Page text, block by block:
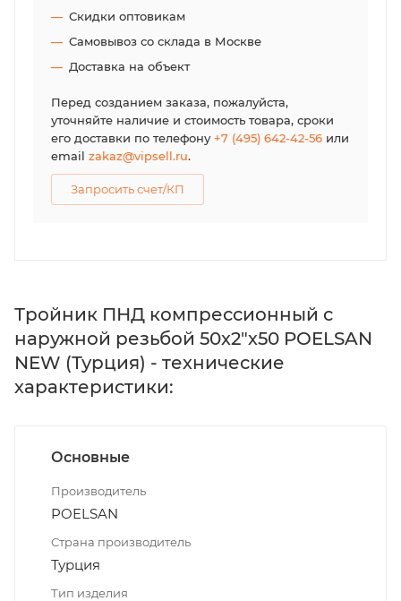
Скидки оптовикам
Самовывоз со склада в Москве
Доставка на объект
Перед созданием заказа, пожалуйста,
уточняйте наличие и стоимость товара, сроки
его доставки по телефону+7 (495) 642-42-56 или
email zakaz@vipsell.ru.
Запросить счет/КП
Тройник ПНД компрессионный с
наружной резьбой 50х2"х50 POELSAN
NEW (Турция) - технические
характеристики:
Основные
Производитель
POELSAN
Страна производитель
Турция
Тип изделия